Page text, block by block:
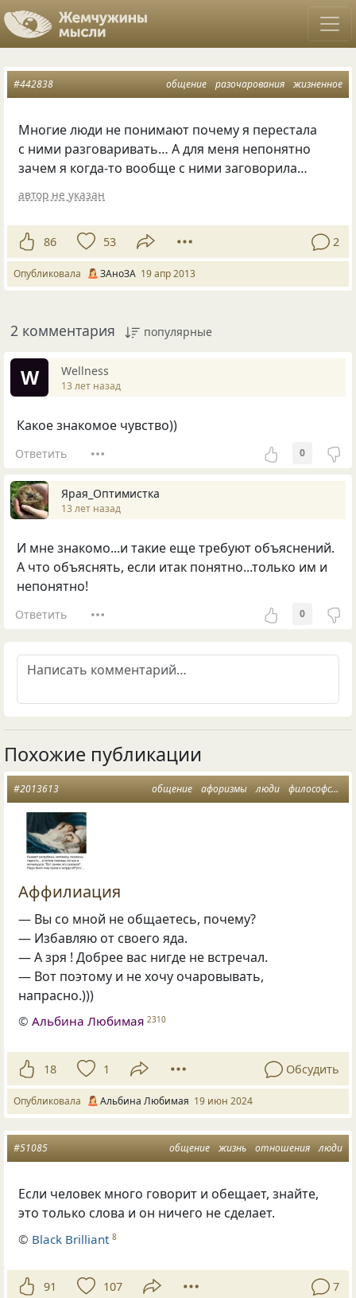
общение разочарования жизненное
#442838
Многие люди не понимают почему я перестала
с ними разговаривать… А для меня непонятно
зачем я когда-то вообще с ними заговорила…
автор не указан
86 53 2
Опубликовала ЗАноЗА 19 апр 2013
2 комментария популярные
W Wellness
13 лет назад
Какое знакомое чувство))
Ответить 0
Ярая_Оптимистка
13 лет назад
И мне знакомо...и такие еще требуют объяснений.
А что объяснять, если итак понятно...только им и
непонятно!
Ответить 0
Похожие публикации
общение афоризмы люди философское
#2013613
Аффилиация
— Вы со мной не общаетесь, почему?
— Избавляю от своего яда.
— А зря ! Добрее вас нигде не встречал.
— Вот поэтому и не хочу очаровывать,
напрасно.)))
©Альбина Любимая 2310
18 1 Обсудить
Опубликовала Альбина Любимая 19 июн 2024
общение жизнь отношения люди
#51085
Если человек много говорит и обещает, знайте,
это только слова и он ничего не сделает.
© Black Brilliant 8
91 107 7